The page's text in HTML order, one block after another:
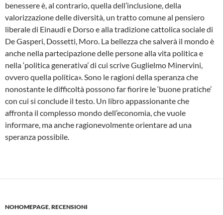
benessere è, al contrario, quella dell’inclusione, della
valorizzazione delle diversità, un tratto comune al pensiero
liberale di Einaudi e Dorso e alla tradizione cattolica sociale di
De Gasperi, Dossetti, Moro. La bellezza che salverà il mondo è
anche nella partecipazione delle persone alla vita politica e
nella ‘politica generativa’ di cui scrive Guglielmo Minervini,
ovvero quella politica». Sono le ragioni della speranza che
nonostante le difficoltà possono far fiorire le ‘buone pratiche’
con cui si conclude il testo. Un libro appassionante che
affronta il complesso mondo dell’economia, che vuole
informare, ma anche ragionevolmente orientare ad una
speranza possibile.
NOHOMEPAGE,RECENSIONI